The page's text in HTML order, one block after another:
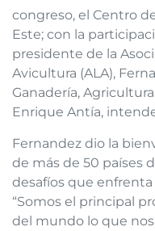
congreso, el Centro
Este; con la
presidente de la
Avicultura (ALA),
Ganadería,
Enrique Antía,
Fernandez dio la
de más de 50 países
desafíos que
“Somos el principal
del mundo lo que